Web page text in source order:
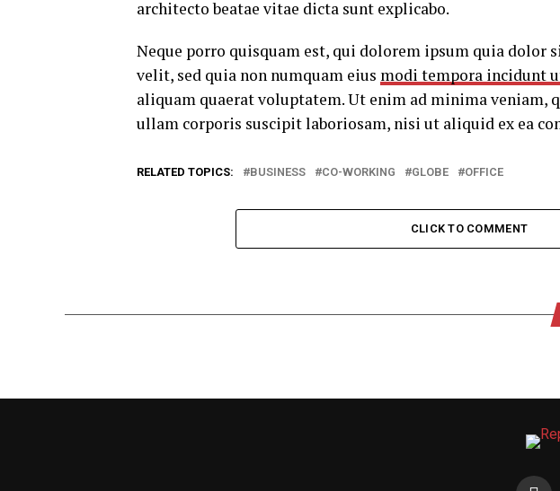
architecto beatae vitae dicta sunt explicabo.
Neque porro quisquam est, qui dolorem ipsum quia dolor
velit, sed quia non numquam eius modi tempora incidunt
aliquam quaerat voluptatem. Ut enim ad minima veniam,
ullam corporis suscipit laboriosam, nisi ut aliquid ex ea
RELATED TOPICS: BUSINESS CO-WORKING GLOBE OFFICE
CLICK TO COMMENT